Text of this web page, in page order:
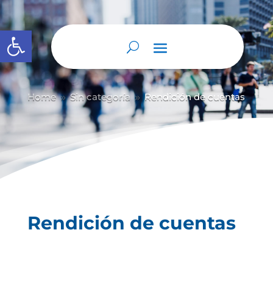
Abrir barra de herramientas
Home 9 Sin categoría 9 Rendición de cuentas
Rendición de cuentas